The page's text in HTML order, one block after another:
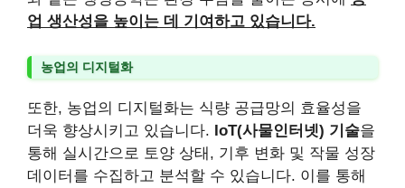
업 생산성을 높이는 데 기여하고 있습니다.
농업의 디지털화
또한, 농업의 디지털화는 식량 공급망의 효율성을
더욱 향상시키고 있습니다. IoT(사물인터넷) 기술을
통해 실시간으로 토양 상태, 기후 변화 및 작물 성장
데이터를 수집하고 분석할 수 있습니다. 이를 통해